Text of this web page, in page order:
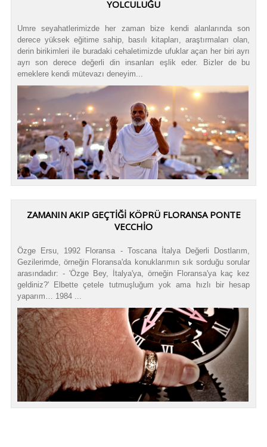
YOLCULUĞU
Umre seyahatlerimizde her zaman bize kendi alanlarında son
derece yüksek eğitime sahip, basılı kitapları, araştırmaları olan,
derin birikimleri ile buradaki cehaletimizde ufuklar açan her biri ayrı
ayrı son derece değerli din insanları eşlik eder. Bizler de bu
emeklere kendi mütevazı deneyim...
ZAMANIN AKIP GEÇTIĞI KÖPRÜ FLORANSA PONTE
VECCHIO
Özge Ersu, 1992 Floransa - Toscana İtalya Değerli Dostlarım,
Gezilerimde, örneğin Floransa'da konuklarımın sık sorduğu sorular
arasındadır: - 'Özge Bey, İtalya'ya, örneğin Floransa'ya kaç kez
geldiniz?' Elbette çetele tutmuşluğum yok ama hızlı bir hesap
yaparım… 1984 ...